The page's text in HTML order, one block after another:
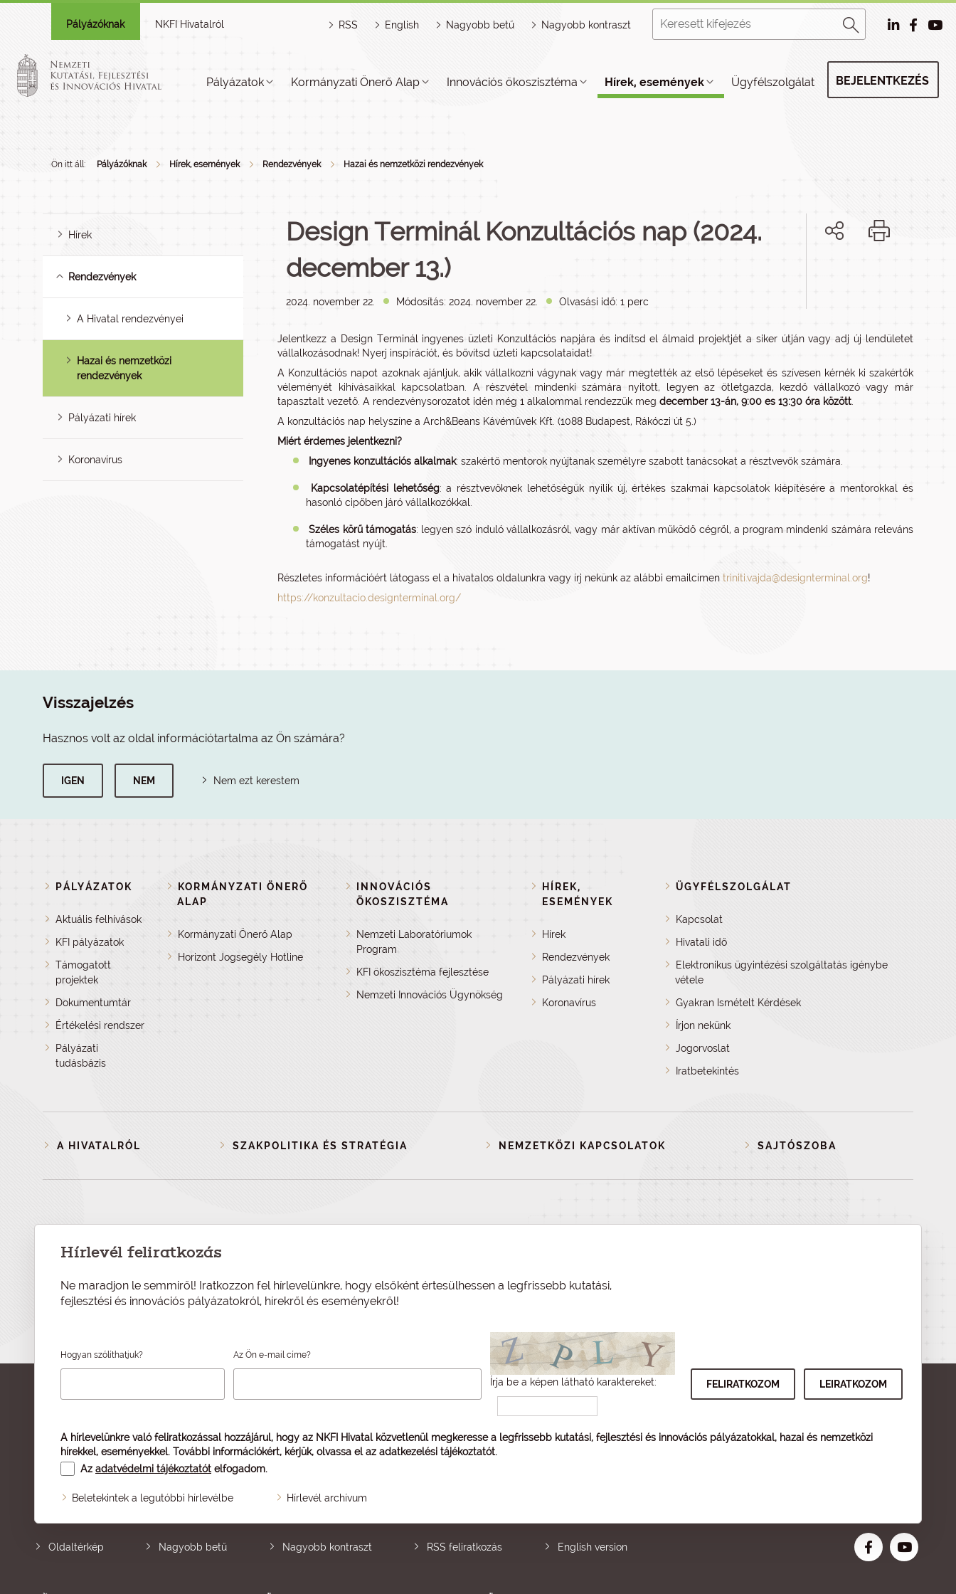
Pályázóknak NKFI Hivatalról RSS English Nagyobb betű Nagyobb kontraszt
Pályázatok Kormányzati Önerő Alap Innovációs ökoszisztéma Hírek, események Ügyfélszolgálat BEJELENTKEZÉS
Ön itt áll: Pályázóknak Hírek, események Rendezvények Hazai és nemzetközi rendezvények
Hírek
Rendezvények
A Hivatal rendezvényei
Hazai és nemzetközi
rendezvények
Pályázati hírek
Koronavírus
Design Terminál Konzultációs nap (2024.
december 13.)
2024. november 22. Módosítás: 2024. november 22. Olvasási idő: 1 perc
Jelentkezz a Design Terminál ingyenes üzleti Konzultációs napjára és indítsd el álmaid projektjét a siker útján vagy adj új lendületet
vállalkozásodnak! Nyerj inspirációt, és bővítsd üzleti kapcsolataidat!
A Konzultációs napot azoknak ajánljuk, akik vállalkozni vágynak vagy már megtették az első lépéseket és szívesen kérnék ki szakértők
véleményét kihívásaikkal kapcsolatban. A részvétel mindenki számára nyitott, legyen az ötletgazda, kezdő vállalkozó vagy már
tapasztalt vezető. A rendezvénysorozatot idén még 1 alkalommal rendezzük meg december 13-án, 9:00 es 13:30 óra között
A konzultációs nap helyszíne a Arch&Beans Kávéművek Kft. (1088 Budapest, Rákóczi út 5.)
Miért érdemes jelentkezni?
Ingyenes konzultációs alkalmak: szakértő mentorok nyújtanak személyre szabott tanácsokat a résztvevők számára.
Kapcsolatépítési lehetőség: a résztvevőknek lehetőségük nyílik új, értékes szakmai kapcsolatok kiépítésére a mentorokkal és
hasonló cipőben járó vállalkozókkal.
Széles körű támogatás: legyen szó induló vállalkozásról, vagy már aktívan működő cégről, a program mindenki számára releváns
támogatást nyújt.
Részletes információért látogass el a hivatalos oldalunkra vagy írj nekünk az alábbi emailcímen triniti.vajda@designterminal.org!
https://konzultacio.designterminal.org/
Visszajelzés
Hasznos volt az oldal információtartalma az Ön számára?
IGEN NEM Nem ezt kerestem
PÁLYÁZATOK
Aktuális felhívások
KFI pályázatok
Támogatott
projektek
Dokumentumtár
Értékelési rendszer
Pályázati
tudásbázis
KORMÁNYZATI ÖNERŐ
ALAP
Kormányzati Önerő Alap
Horizont Jogsegély Hotline
INNOVÁCIÓS
ÖKOSZISZTÉMA
Nemzeti Laboratóriumok
Program
KFI ökoszisztéma fejlesztése
Nemzeti Innovációs Ügynökség
HÍREK,
ESEMÉNYEK
Hírek
Rendezvények
Pályázati hírek
Koronavírus
ÜGYFÉLSZOLGÁLAT
Kapcsolat
Hivatali idő
Elektronikus ügyintézési szolgáltatás igénybe
vétele
Gyakran Ismételt Kérdések
Írjon nekünk
Jogorvoslat
Iratbetekintés
A HIVATALRÓL SZAKPOLITIKA ÉS STRATÉGIA NEMZETKÖZI KAPCSOLATOK SAJTÓSZOBA
Hírlevél feliratkozás
Ne maradjon le semmiről! Iratkozzon fel hírlevelünkre, hogy elsőként értesülhessen a legfrissebb kutatási,
fejlesztési és innovációs pályázatokról, hírekről és eseményekről!
Hogyan szólíthatjuk? Az Ön e-mail címe?
Írja be a képen látható karaktereket:
A hírlevelünkre való feliratkozással hozzájárul, hogy az NKFI Hivatal közvetlenül megkeresse a legfrissebb kutatási, fejlesztési és innovációs pályázatokkal, hazai és nemzetközi
hírekkel, eseményekkel. További információkért, kérjük, olvassa el az adatkezelési tájékoztatót.
Az adatvédelmi tájékoztatót elfogadom.
Beletekintek a legutóbbi hírlevélbe Hírlevél archívum
Oldaltérkép Nagyobb betű Nagyobb kontraszt RSS feliratkozás English version